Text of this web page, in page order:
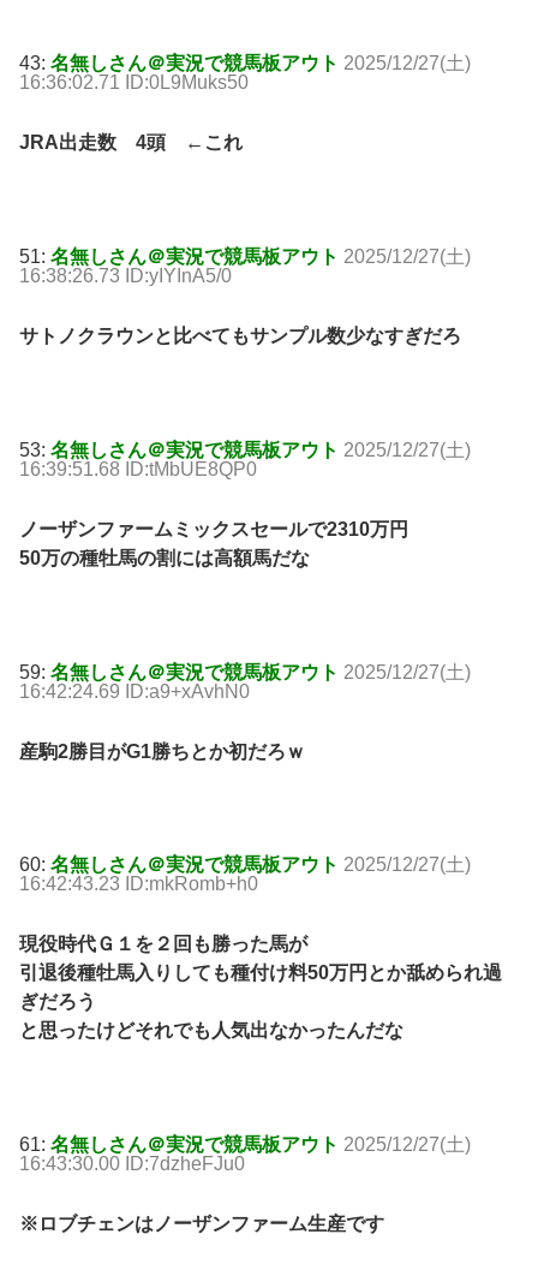
43: 名無しさん＠実況で競馬板アウト 2025/12/27(土)
16:36:02.71 ID:0L9Muks50
JRA出走数 4頭 ←これ
51: 名無しさん＠実況で競馬板アウト 2025/12/27(土)
16:38:26.73 ID:yIYInA5/0
サトノクラウンと比べてもサンプル数少なすぎだろ
53: 名無しさん＠実況で競馬板アウト 2025/12/27(土)
16:39:51.68 ID:tMbUE8QP0
ノーザンファームミックスセールで2310万円
50万の種牡馬の割には高額馬だな
59: 名無しさん＠実況で競馬板アウト 2025/12/27(土)
16:42:24.69 ID:a9+xAvhN0
産駒2勝目がG1勝ちとか初だろｗ
60: 名無しさん＠実況で競馬板アウト 2025/12/27(土)
16:42:43.23 ID:mkRomb+h0
現役時代Ｇ１を２回も勝った馬が
引退後種牡馬入りしても種付け料50万円とか舐められ過
ぎだろう
と思ったけどそれでも人気出なかったんだな
61: 名無しさん＠実況で競馬板アウト 2025/12/27(土)
16:43:30.00 ID:7dzheFJu0
※ロブチェンはノーザンファーム生産です